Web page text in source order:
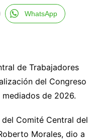
WhatsApp
de Trabajadores
del Congreso
de 2026.
Comité Central del
Morales, dio a